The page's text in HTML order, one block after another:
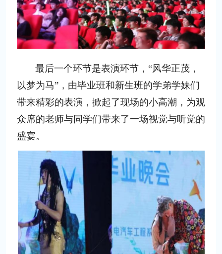
最后一个环节是表演环节， “风华正茂，
以梦为马”，由毕业班和新生班的学弟学妹们
带来精彩的表演，掀起了现场的小高潮，为观
众席的老师与同学们带来了一场视觉与听觉的
盛宴。